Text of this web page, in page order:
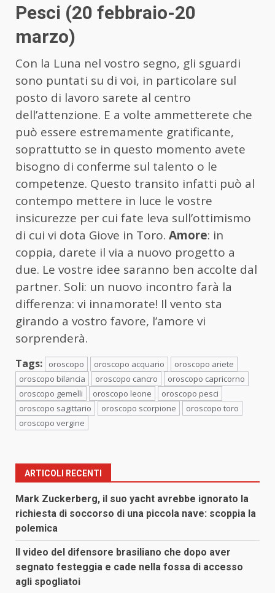
Pesci (20 febbraio-20
marzo)
Con la Luna nel vostro segno, gli sguardi
sono puntati su di voi, in particolare sul
posto di lavoro sarete al centro
dell’attenzione. E a volte ammetterete che
può essere estremamente gratificante,
soprattutto se in questo momento avete
bisogno di conferme sul talento o le
competenze. Questo transito infatti può al
contempo mettere in luce le vostre
insicurezze per cui fate leva sull’ottimismo
di cui vi dota Giove in Toro. Amore: in
coppia, darete il via a nuovo progetto a
due. Le vostre idee saranno ben accolte dal
partner. Soli: un nuovo incontro farà la
differenza: vi innamorate! Il vento sta
girando a vostro favore, l’amore vi
sorprenderà.
Tags: oroscopo oroscopo acquario
oroscopo ariete
oroscopo bilancia
oroscopo cancro
oroscopo capricorno
oroscopo gemelli
oroscopo leone
oroscopo pesci
oroscopo sagittario
oroscopo scorpione
oroscopo toro
oroscopo vergine
ARTICOLI RECENTI
Mark Zuckerberg, il suo yacht avrebbe ignorato la
richiesta di soccorso di una piccola nave: scoppia la
polemica
Il video del difensore brasiliano che dopo aver
segnato festeggia e cade nella fossa di accesso
agli spogliatoi